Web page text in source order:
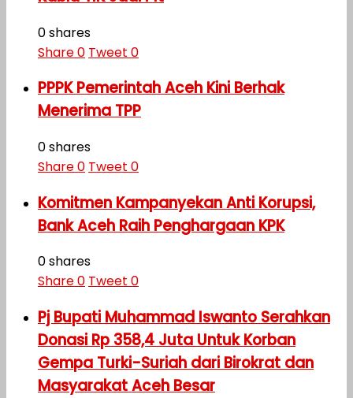
0 shares
Share0 Tweet 0
PPPK Pemerintah Aceh Kini Berhak
Menerima TPP
0 shares
Share0 Tweet 0
Komitmen Kampanyekan Anti Korupsi,
Bank Aceh Raih Penghargaan KPK
0 shares
Share0 Tweet 0
Pj Bupati Muhammad Iswanto Serahkan
Donasi Rp 358,4 Juta Untuk Korban
Gempa Turki-Suriah dari Birokrat dan
Masyarakat Aceh Besar